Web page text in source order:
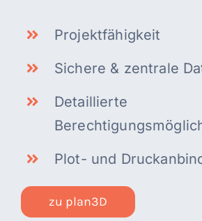
Projektfähigkeit
Sichere & zentrale
Detaillierte
Plot- und
zu plan3D